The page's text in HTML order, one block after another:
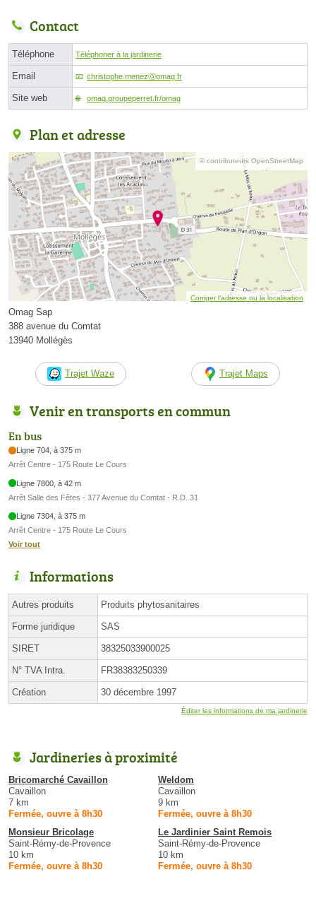
Contact
Téléphone Téléphoner à la jardinerie
Email christophe.menezⓐomag.fr
Site web omag.groupeperret.fr/omag
Plan et adresse
© contributeurs OpenStreetMap
Corriger l’adresse ou la localisation
Omag Sap
388 avenue du Comtat
13940 Mollégès
Trajet Waze Trajet Maps
Venir en transports en commun
En bus
Ligne 704, à 375 m
Arrêt Centre - 175 Route Le Cours
Ligne 7800, à 42 m
Arrêt Salle des Fêtes - 377 Avenue du Comtat - R.D. 31
Ligne 7304, à 375 m
Arrêt Centre - 175 Route Le Cours
Voir tout
Informations
Autres produits Produits phytosanitaires
Forme juridique SAS
SIRET 38325033900025
N° TVA Intra. FR38383250339
Création 30 décembre 1997
Éditer les informations de ma jardinerie
Jardineries à proximité
Bricomarché Cavaillon
Cavaillon
7 km
Fermée, ouvre à 8h30
Weldom
Cavaillon
9 km
Fermée, ouvre à 8h30
Monsieur Bricolage
Saint-Rémy-de-Provence
10 km
Fermée, ouvre à 8h30
Le Jardinier Saint Remois
Saint-Rémy-de-Provence
10 km
Fermée, ouvre à 8h30